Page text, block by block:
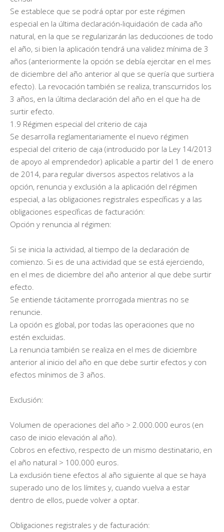
Se establece que se podrá optar por este régimen
especial en la última declaración-liquidación de cada año
natural, en la que se regularizarán las deducciones de todo
el año, si bien la aplicación tendrá una validez mínima de 3
años (anteriormente la opción se debía ejercitar en el mes
de diciembre del año anterior al que se quería que surtiera
efecto). La revocación también se realiza, transcurridos los
3 años, en la última declaración del año en el que ha de
surtir efecto.
1.9 Régimen especial del criterio de caja
Se desarrolla reglamentariamente el nuevo régimen
especial del criterio de caja (introducido por la Ley 14/2013
de apoyo al emprendedor) aplicable a partir del 1 de enero
de 2014, para regular diversos aspectos relativos a la
opción, renuncia y exclusión a la aplicación del régimen
especial, a las obligaciones registrales específicas y a las
obligaciones específicas de facturación:
Opción y renuncia al régimen:
Si se inicia la actividad, al tiempo de la declaración de
comienzo. Si es de una actividad que se está ejerciendo,
en el mes de diciembre del año anterior al que debe surtir
efecto.
Se entiende tácitamente prorrogada mientras no se
renuncie.
La opción es global, por todas las operaciones que no
estén excluidas.
La renuncia también se realiza en el mes de diciembre
anterior al inicio del año en que debe surtir efectos y con
efectos mínimos de 3 años.
Exclusión:
Volumen de operaciones del año > 2.000.000 euros (en
caso de inicio elevación al año).
Cobros en efectivo, respecto de un mismo destinatario, en
el año natural > 100.000 euros.
La exclusión tiene efectos al año siguiente al que se haya
superado uno de los límites y, cuando vuelva a estar
dentro de ellos, puede volver a optar.
Obligaciones registrales y de facturación: